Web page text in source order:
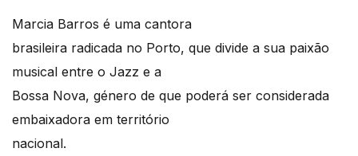
Marcia Barros é uma cantora
brasileira radicada no Porto, que divide a sua paixão
musical entre o Jazz e a
Bossa Nova, género de que poderá ser considerada
embaixadora em território
nacional.